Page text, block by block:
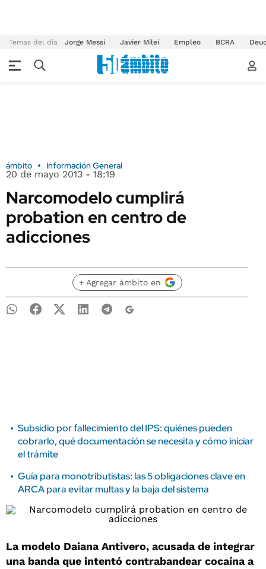
Temas del día Jorge Messi Javier Milei Empleo BCRA
ámbito Información General
20 de mayo 2013 - 18:19
Narcomodelo cumplirá
probation en centro de
adicciones
+ Agregar ámbito en
Subsidio por fallecimiento del IPS: quiénes pueden
cobrarlo, qué documentación se necesita y cómo iniciar
el trámite
Guía para monotributistas: las 5 obligaciones clave en
ARCA para evitar multas y la baja del sistema
La modelo Daiana Antivero, acusada de integrar
una banda que intentó contrabandear cocaína a